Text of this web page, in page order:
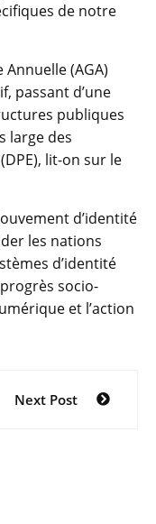
de notre
Annuelle (AGA)
passant d’une
publiques
large des
lit-on sur le
d’identité
les nations
d’identité
socio-
et l’action
Next Post